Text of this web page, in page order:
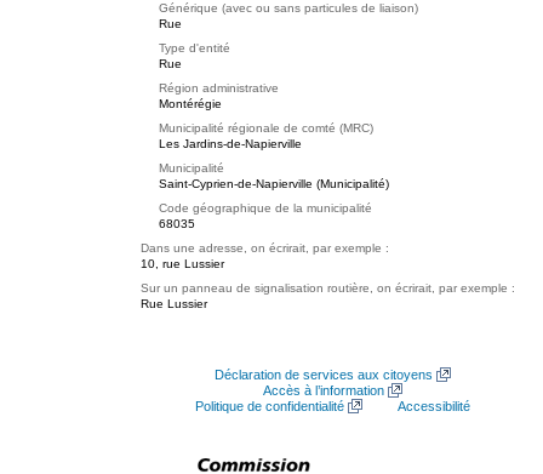
Générique (avec ou sans particules de liaison)
Rue
Type d'entité
Rue
Région administrative
Montérégie
Municipalité régionale de comté (MRC)
Les Jardins-de-Napierville
Municipalité
Saint-Cyprien-de-Napierville (Municipalité)
Code géographique de la municipalité
68035
Dans une adresse, on écrirait, par exemple :
10, rue Lussier
Sur un panneau de signalisation routière, on écrirait, par exemple :
Rue Lussier
Déclaration de services aux citoyens
Accès à l’information
Politique de confidentialité
Accessibilité